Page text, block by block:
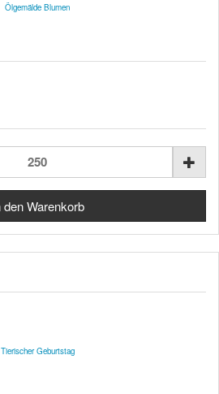
Ölgemälde Blumen
Tierischer Geburtstag